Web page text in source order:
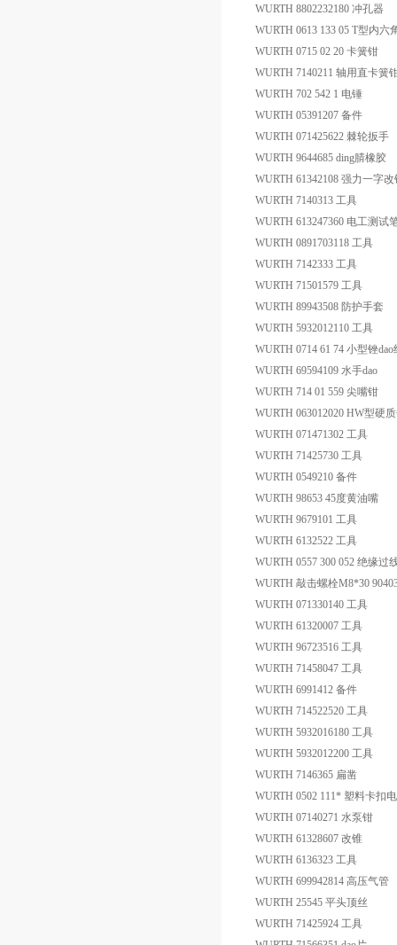
WURTH 8802232180 冲孔器
WURTH 0613 133 05 T型内六
WURTH 0715 02 20 卡簧钳
WURTH 7140211 轴用直卡簧
WURTH 702 542 1 电锤
WURTH 05391207 备件
WURTH 071425622 棘轮扳手
WURTH 9644685 ding腈橡胶
WURTH 61342108 强力一字改
WURTH 7140313 工具
WURTH 613247360 电工测试
WURTH 0891703118 工具
WURTH 7142333 工具
WURTH 71501579 工具
WURTH 89943508 防护手套
WURTH 5932012110 工具
WURTH 0714 61 74 小型锉dao
WURTH 69594109 水手dao
WURTH 714 01 559 尖嘴钳
WURTH 063012020 HW型硬
WURTH 071471302 工具
WURTH 71425730 工具
WURTH 0549210 备件
WURTH 98653 45度黄油嘴
WURTH 9679101 工具
WURTH 6132522 工具
WURTH 0557 300 052 绝缘过
WURTH 敲击螺栓M8*30
WURTH 071330140 工具
WURTH 61320007 工具
WURTH 96723516 工具
WURTH 71458047 工具
WURTH 6991412 备件
WURTH 714522520 工具
WURTH 5932016180 工具
WURTH 5932012200 工具
WURTH 7146365 扁凿
WURTH 0502 111* 塑料卡扣
WURTH 07140271 水泵钳
WURTH 61328607 改锥
WURTH 6136323 工具
WURTH 699942814 高压气管
WURTH 25545 平头顶丝
WURTH 71425924 工具